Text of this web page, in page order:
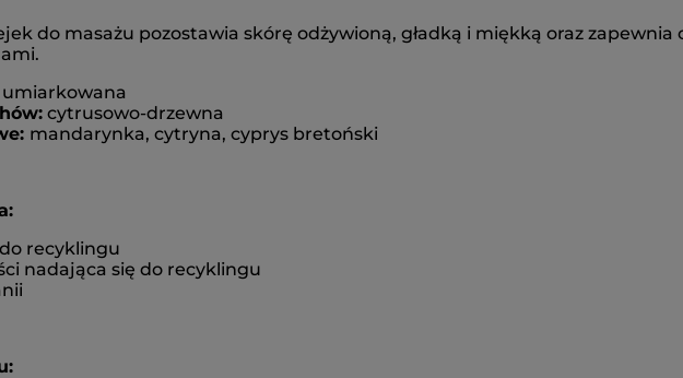
do masażu pozostawia skórę odżywioną, gładką i miękką oraz
umiarkowana
cytrusowo-drzewna
mandarynka, cytryna, cyprys bretoński
do recyklingu
nadająca się do recyklingu